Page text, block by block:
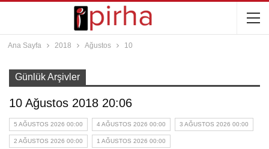
Ana Sayfa 2018 Ağustos 10
Günlük Arşivler
10 Ağustos 2018 20:06
5 AĞUSTOS 2026 00:00 4 AĞUSTOS 2026 00:00 3 AĞUSTOS 2026 00:00
2 AĞUSTOS 2026 00:00 1 AĞUSTOS 2026 00:00